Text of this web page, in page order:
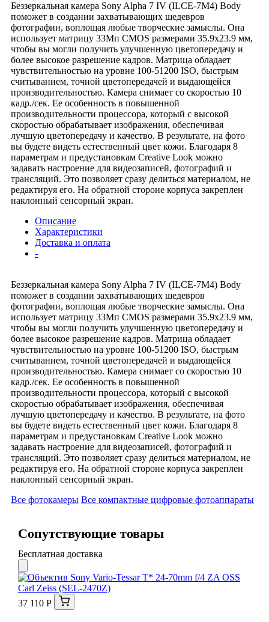
Беззеркальная камера Sony Alpha 7 IV (ILCE-7M4) Body
поможет в создании захватывающих шедевров
фотографии, воплощая любые творческие замыслы. Она
использует матрицу 33Мп CMOS размерами 35.9x23.9 мм,
чтобы вы могли получить улучшенную цветопередачу и
более высокое разрешение кадров. Матрица обладает
чувствительностью на уровне 100-51200 ISO, быстрым
считыванием, точной цветопередачей и выдающейся
производительностью. Камера снимает со скоростью 10
кадр./сек. Ее особенность в повышенной
производительности процессора, который с высокой
скоростью обрабатывает изображения, обеспечивая
лучшую цветопередачу и качество. В результате, на фото
вы будете видеть естественный цвет кожи. Благодаря 8
параметрам и предустановкам Creative Look можно
задавать настроение для видеозаписей, фотографий и
трансляций. Это позволяет сразу делиться материалом, не
редактируя его. На обратной стороне корпуса закреплен
наклонный сенсорный экран.
Описание
Характеристики
Доставка и оплата
-
Беззеркальная камера Sony Alpha 7 IV (ILCE-7M4) Body
поможет в создании захватывающих шедевров
фотографии, воплощая любые творческие замыслы. Она
использует матрицу 33Мп CMOS размерами 35.9x23.9 мм,
чтобы вы могли получить улучшенную цветопередачу и
более высокое разрешение кадров. Матрица обладает
чувствительностью на уровне 100-51200 ISO, быстрым
считыванием, точной цветопередачей и выдающейся
производительностью. Камера снимает со скоростью 10
кадр./сек. Ее особенность в повышенной
производительности процессора, который с высокой
скоростью обрабатывает изображения, обеспечивая
лучшую цветопередачу и качество. В результате, на фото
вы будете видеть естественный цвет кожи. Благодаря 8
параметрам и предустановкам Creative Look можно
задавать настроение для видеозаписей, фотографий и
трансляций. Это позволяет сразу делиться материалом, не
редактируя его. На обратной стороне корпуса закреплен
наклонный сенсорный экран.
Все фотокамеры Все компактные цифровые фотоаппараты
Сопутствующие товары
Бесплатная доставка
37 110 Р